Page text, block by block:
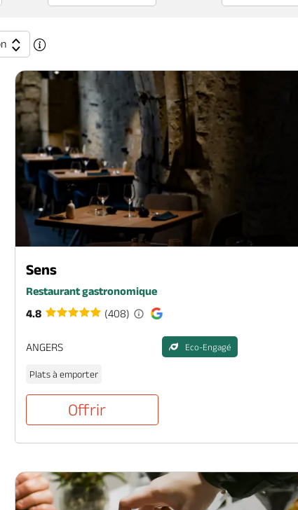
Sens
Restaurant gastronomique
4.8
(408)
ANGERS Eco-Engagé
Plats à emporter
Offrir